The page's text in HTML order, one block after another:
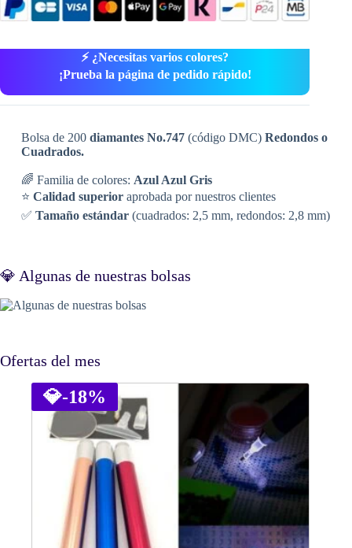
⚡ ¿Necesitas varios colores?
¡Prueba la página de pedido rápido!
Bolsa de 200 diamantes No.747(código DMC) Redondos o
Cuadrados.
🌈 Familia de colores: Azul Azul Gris
⭐ Calidad superioraprobada por nuestros clientes
✅ Tamaño estándar(cuadrados: 2,5 mm, redondos: 2,8 mm)
💎 Algunas de nuestras bolsas
Ofertas del mes
💎-18%